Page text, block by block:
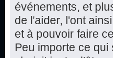
événements, et
de l'aider, l'ont
et à pouvoir faire
Peu importe ce